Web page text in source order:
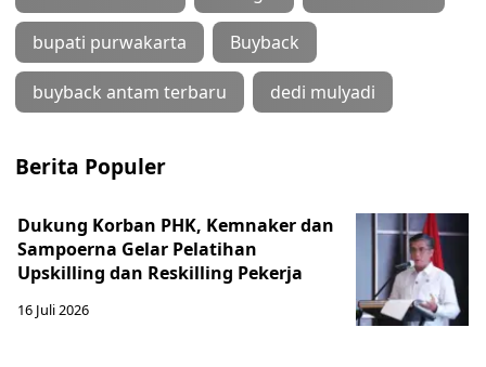
bupati purwakarta Buyback
buyback antam terbaru dedi mulyadi
Berita Populer
Dukung Korban PHK, Kemnaker dan
Sampoerna Gelar Pelatihan
Upskilling dan Reskilling Pekerja
16 Juli 2026